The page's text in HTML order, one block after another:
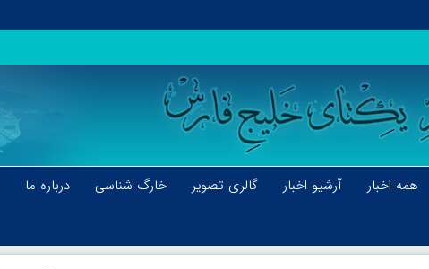
همه اخبار آرشیو اخبار گالری تصویر خارگ شناسی درباره ما